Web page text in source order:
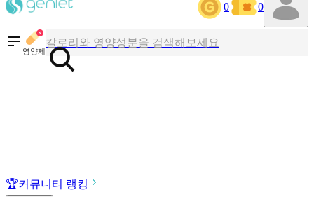
0 0
영양제
칼로리와 영양성분을 검색해보세요
혈당 · 다이어트 음식 검색해보세요
🏆커뮤니티 랭킹